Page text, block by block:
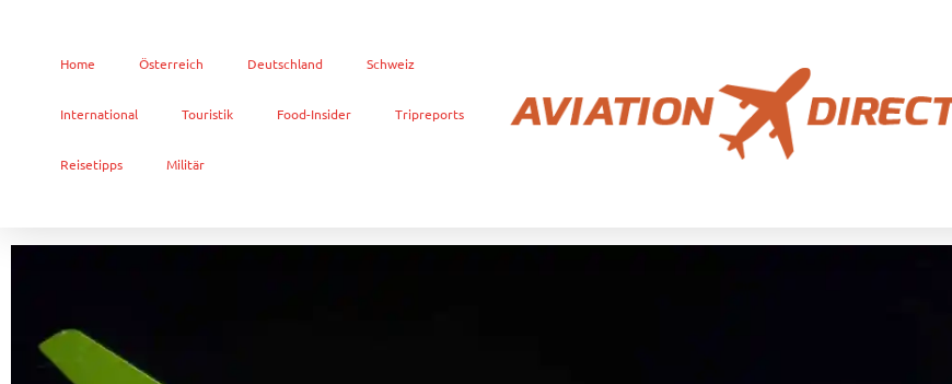
Home Österreich Deutschland Schweiz
International Touristik Food-Insider Tripreports
Reisetipps Militär